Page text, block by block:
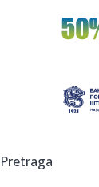
16:33:
16:31:
besmislena"
Pretraga